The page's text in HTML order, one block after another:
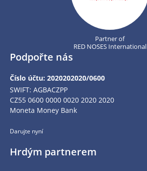
Partner of
RED NOSES International
Podpořte nás
Číslo účtu: 2020202020/0600
SWIFT: AGBACZPP
CZ55 0600 0000 0020 2020 2020
Moneta Money Bank
Darujte nyní
Hrdým partnerem